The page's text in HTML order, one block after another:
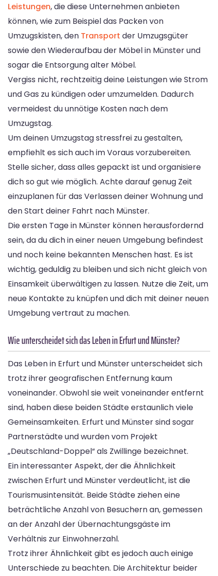
Leistungen, die diese Unternehmen anbieten
können, wie zum Beispiel das Packen von
Umzugskisten, den Transport der Umzugsgüter
sowie den Wiederaufbau der Möbel in Münster und
sogar die Entsorgung alter Möbel.
Vergiss nicht, rechtzeitig deine Leistungen wie Strom
und Gas zu kündigen oder umzumelden. Dadurch
vermeidest du unnötige Kosten nach dem
Umzugstag.
Um deinen Umzugstag stressfrei zu gestalten,
empfiehlt es sich auch im Voraus vorzubereiten.
Stelle sicher, dass alles gepackt ist und organisiere
dich so gut wie möglich. Achte darauf genug Zeit
einzuplanen für das Verlassen deiner Wohnung und
den Start deiner Fahrt nach Münster.
Die ersten Tage in Münster können herausfordernd
sein, da du dich in einer neuen Umgebung befindest
und noch keine bekannten Menschen hast. Es ist
wichtig, geduldig zu bleiben und sich nicht gleich von
Einsamkeit überwältigen zu lassen. Nutze die Zeit, um
neue Kontakte zu knüpfen und dich mit deiner neuen
Umgebung vertraut zu machen.
Wie unterscheidet sich das Leben in Erfurt und Münster?
Das Leben in Erfurt und Münster unterscheidet sich
trotz ihrer geografischen Entfernung kaum
voneinander. Obwohl sie weit voneinander entfernt
sind, haben diese beiden Städte erstaunlich viele
Gemeinsamkeiten. Erfurt und Münster sind sogar
Partnerstädte und wurden vom Projekt
„Deutschland-Doppel“ als Zwillinge bezeichnet.
Ein interessanter Aspekt, der die Ähnlichkeit
zwischen Erfurt und Münster verdeutlicht, ist die
Tourismusintensität. Beide Städte ziehen eine
beträchtliche Anzahl von Besuchern an, gemessen
an der Anzahl der Übernachtungsgäste im
Verhältnis zur Einwohnerzahl.
Trotz ihrer Ähnlichkeit gibt es jedoch auch einige
Unterschiede zu beachten. Die Architektur beider